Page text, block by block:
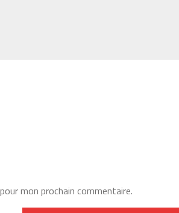
mon prochain commentaire.